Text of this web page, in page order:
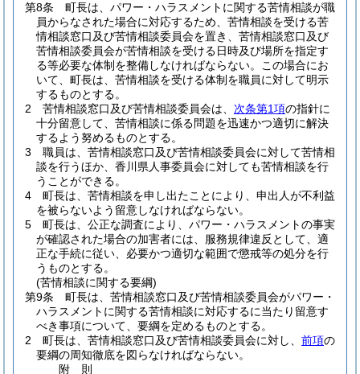
第8条
町長は、パワー・ハラスメントに関する苦情相談が職
員からなされた場合に対応するため、苦情相談を受ける苦
情相談窓口及び苦情相談委員会を置き、苦情相談窓口及び
苦情相談委員会が苦情相談を受ける日時及び場所を指定す
る等必要な体制を整備しなければならない。
この場合にお
いて、町長は、苦情相談を受ける体制を職員に対して明示
するものとする。
2
苦情相談窓口及び苦情相談委員会は、 次条第1項の指針に
十分留意して、苦情相談に係る問題を迅速かつ適切に解決
するよう努めるものとする。
3
職員は、苦情相談窓口及び苦情相談委員会に対して苦情相
談を行うほか、香川県人事委員会に対しても苦情相談を行
うことができる。
4
町長は、苦情相談を申し出たことにより、申出人が不利益
を被らないよう留意しなければならない。
5
町長は、公正な調査により、パワー・ハラスメントの事実
が確認された場合の加害者には、服務規律違反として、適
正な手続に従い、必要かつ適切な範囲で懲戒等の処分を行
うものとする。
(苦情相談に関する要綱)
第9条
町長は、苦情相談窓口及び苦情相談委員会がパワー・
ハラスメントに関する苦情相談に対応するに当たり留意す
べき事項について、要綱を定めるものとする。
2
町長は、苦情相談窓口及び苦情相談委員会に対し、 前項の
要綱の周知徹底を図らなければならない。
附 則